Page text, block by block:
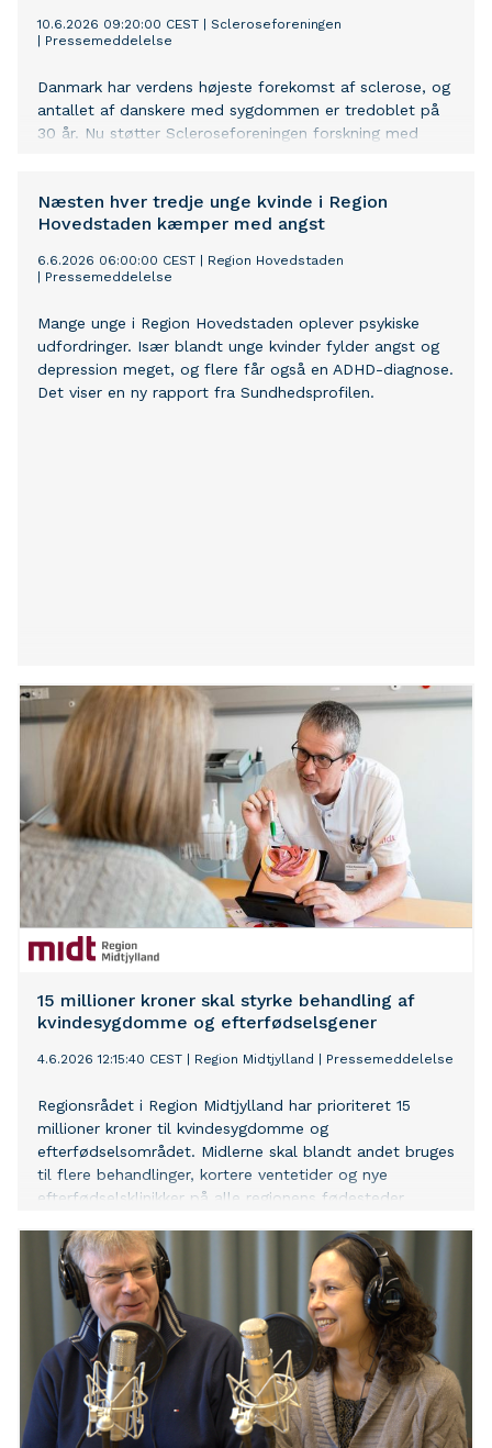
10.6.2026 09:20:00 CEST
Scleroseforeningen
Pressemeddelelse
Danmark har verdens højeste forekomst af sclerose, og
antallet af danskere med sygdommen er tredoblet på
30 år. Nu støtter Scleroseforeningen forskning med
Næsten hver tredje unge kvinde i Region
Hovedstaden kæmper med angst
6.6.2026 06:00:00 CEST
Region Hovedstaden
Pressemeddelelse
Mange unge i Region Hovedstaden oplever psykiske
udfordringer. Især blandt unge kvinder fylder angst og
depression meget, og flere får også en ADHD-diagnose.
Det viser en ny rapport fra Sundhedsprofilen.
15 millioner kroner skal styrke behandling af
kvindesygdomme og efterfødselsgener
4.6.2026 12:15:40 CEST Region Midtjylland Pressemeddelelse
Regionsrådet i Region Midtjylland har prioriteret 15
millioner kroner til kvindesygdomme og
efterfødselsområdet. Midlerne skal blandt andet bruges
til flere behandlinger, kortere ventetider og nye
efterfødselsklinikker på alle regionens fødesteder.